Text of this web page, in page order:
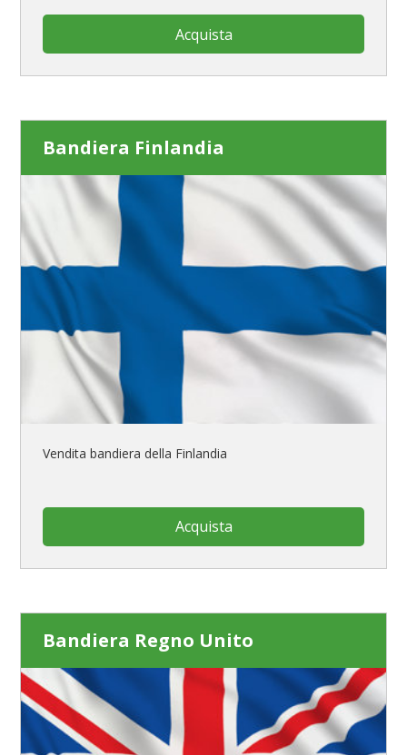
Acquista
Bandiera Finlandia
Vendita bandiera della Finlandia
Acquista
Bandiera Regno Unito